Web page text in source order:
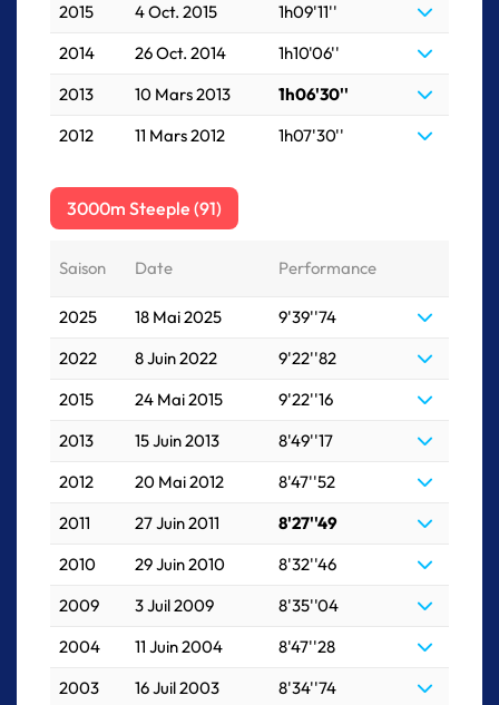
2015
4 Oct. 2015
1h09'11''
2014
26 Oct. 2014
1h10'06''
2013
10 Mars 2013
1h06'30''
2012
11 Mars 2012 1h07'30''
3000m Steeple (91)
Saison Date Performance
2025 18 Mai 2025
9'39''74
2022
8 Juin 2022
9'22''82
2015
24 Mai 2015
9'22''16
2013
15 Juin 2013
8'49''17
2012
20 Mai 2012
8'47''52
2011
27 Juin 2011
8'27''49
2010
29 Juin 2010
8'32''46
2009
3 Juil 2009
8'35''04
2004
11 Juin 2004
8'47''28
2003
16 Juil 2003 8'34''74